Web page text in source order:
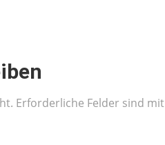
Erforderliche Felder sind mit